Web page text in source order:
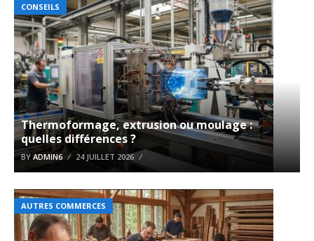
CONSEILS
Thermoformage, extrusion ou moulage :
quelles différences ?
BY ADMIN6 24 JUILLET 2026
AUTRES COMMERCES